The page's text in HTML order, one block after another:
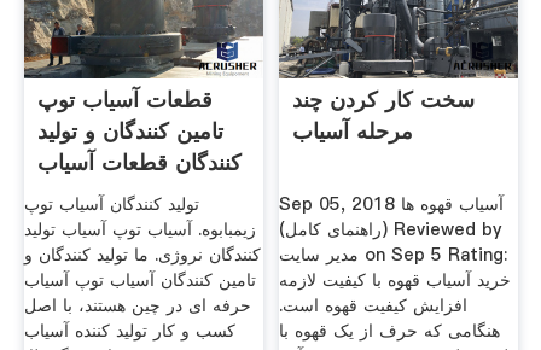
قطعات آسیاب توپ
تامین کنندگان و تولید
کنندگان قطعات آسیاب
تولید کنندگان آسیاب توپ
زیمبابوه. آسیاب توپ آسیاب تولید
کنندگان نروژی. ما تولید کنندگان و
تامین کنندگان آسیاب توپ آسیاب
حرفه ای در چین هستند، با اصل
کسب و کار تولید کننده آسیاب
سخت کار کردن چند
مرحله آسیاب
Sep 05, 2018 آسیاب قهوه ها
(راهنمای کامل) Reviewed by
مدیر سایت on Sep 5 Rating:
خرید آسیاب قهوه با کیفیت لازمه
افزایش کیفیت قهوه است.
هنگامی که حرف از یک قهوه با